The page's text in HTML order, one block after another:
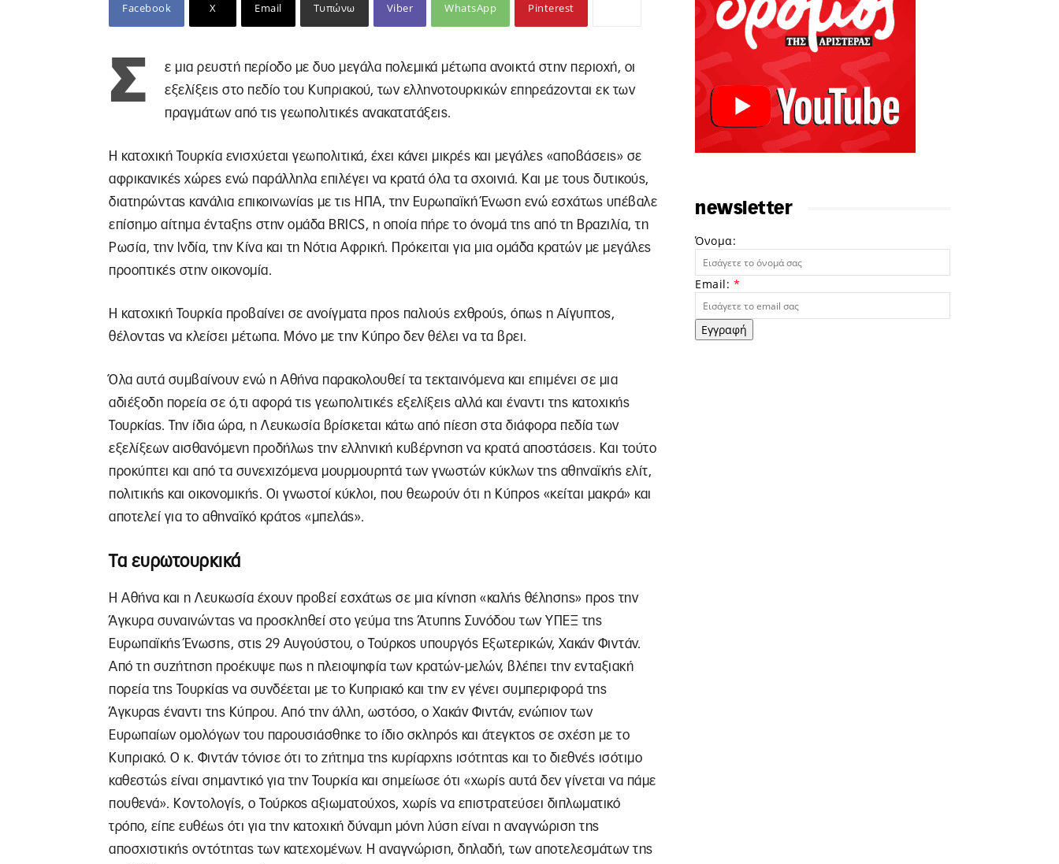
Facebook X Email Τυπώνω Viber WhatsApp Pinterest
Σ
ε μια ρευστή περίοδο με δυο μεγάλα πολεμικά μέτωπα ανοικτά στην περιοχή, οι
εξελίξεις στο πεδίο του Κυπριακού, των ελληνοτουρκικών επηρεάζονται εκ των
πραγμάτων από τις γεωπολιτικές ανακατατάξεις.
Η κατοχική Τουρκία ενισχύεται γεωπολιτικά, έχει κάνει μικρές και μεγάλες «αποβάσεις» σε
αφρικανικές χώρες ενώ παράλληλα επιλέγει να κρατά όλα τα σχοινιά. Και με τους δυτικούς,
διατηρώντας κανάλια επικοινωνίας με τις ΗΠΑ, την Ευρωπαϊκή Ένωση ενώ εσχάτως υπέβαλε
επίσημο αίτημα ένταξης στην ομάδα BRICS, η οποία πήρε το όνοµά της από τη Βραζιλία, τη
Ρωσία, την Ινδία, την Κίνα και τη Νότια Αφρική. Πρόκειται για μια ομάδα κρατών με μεγάλες
προοπτικές στην οικονομία.
Η κατοχική Τουρκία προβαίνει σε ανοίγματα προς παλιούς εχθρούς, όπως η Αίγυπτος,
θέλοντας να κλείσει μέτωπα. Μόνο με την Κύπρο δεν θέλει να τα βρει.
Όλα αυτά συμβαίνουν ενώ η Αθήνα παρακολουθεί τα τεκταινόμενα και επιμένει σε μια
αδιέξοδη πορεία σε ό,τι αφορά τις γεωπολιτικές εξελίξεις αλλά και έναντι της κατοχικής
Τουρκίας. Την ίδια ώρα, η Λευκωσία βρίσκεται κάτω από πίεση στα διάφορα πεδία των
εξελίξεων αισθανόμενη προδήλως την ελληνική κυβέρνηση να κρατά αποστάσεις. Και τούτο
προκύπτει και από τα συνεχιζόμενα μουρμουρητά των γνωστών κύκλων της αθηναϊκής ελίτ,
πολιτικής και οικονομικής. Οι γνωστοί κύκλοι, που θεωρούν ότι η Κύπρος «κείται μακρά» και
αποτελεί για το αθηναϊκό κράτος «μπελάς».
Τα ευρωτουρκικά
Η Αθήνα και η Λευκωσία έχουν προβεί εσχάτως σε μια κίνηση «καλής θέλησης» προς την
Άγκυρα συναινώντας να προσκληθεί στο γεύμα της Άτυπης Συνόδου των ΥΠΕΞ της
Ευρωπαϊκής Ένωσης, στις 29 Αυγούστου, ο Τούρκος υπουργός Εξωτερικών, Χακάν Φιντάν.
Από τη συζήτηση προέκυψε πως η πλειοψηφία των κρατών-μελών, βλέπει την ενταξιακή
πορεία της Τουρκίας να συνδέεται με το Κυπριακό και την εν γένει συμπεριφορά της
Άγκυρας έναντι της Κύπρου. Από την άλλη, ωστόσο, ο Χακάν Φιντάν, ενώπιον των
Ευρωπαίων ομολόγων του παρουσιάσθηκε το ίδιο σκληρός και άτεγκτος σε σχέση με το
Κυπριακό. Ο κ. Φιντάν τόνισε ότι το ζήτηµα της κυρίαρχης ισότητας και το διεθνές ισότιµο
καθεστώς είναι σηµαντικό για την Τουρκία και σηµείωσε ότι «χωρίς αυτά δεν γίνεται να πάµε
πουθενά». Κοντολογίς, ο Τούρκος αξιωματούχος, χωρίς να επιστρατεύσει διπλωματικό
τρόπο, είπε ευθέως ότι για την κατοχική δύναμη μόνη λύση είναι η αναγνώριση της
αποσχιστικής οντότητας των κατεχομένων. Η αναγνώριση, δηλαδή, των αποτελεσμάτων της
newsletter
Όνομα:
Email: *
Εγγραφή